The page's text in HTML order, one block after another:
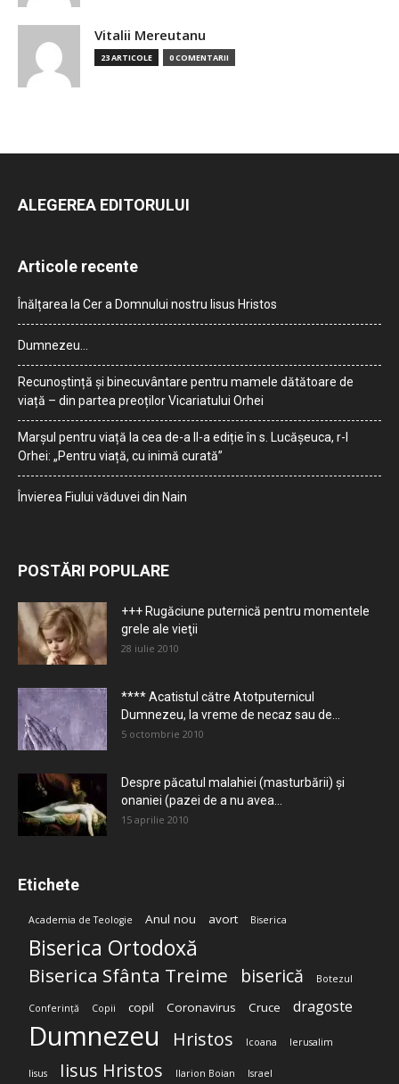
Vitalii Mereutanu
23 ARTICOLE 0 COMENTARII
ALEGEREA EDITORULUI
Articole recente
Înălțarea la Cer a Domnului nostru Iisus Hristos
Dumnezeu…
Recunoștință și binecuvântare pentru mamele dătătoare de
viață – din partea preoților Vicariatului Orhei
Marșul pentru viață la cea de-a II-a ediție în s. Lucășeuca, r-l
Orhei: „Pentru viață, cu inimă curată”
Învierea Fiului văduvei din Nain
POSTĂRI POPULARE
+++ Rugăciune puternică pentru momentele
grele ale vieţii
28 iulie 2010
**** Acatistul către Atotputernicul
Dumnezeu, la vreme de necaz sau de...
5 octombrie 2010
Despre păcatul malahiei (masturbării) şi
onaniei (pazei de a nu avea...
15 aprilie 2010
Etichete
Academia de Teologie Anul nou avort Biserica
Biserica Ortodoxă
Biserica Sfânta Treime biserică Botezul
Conferință Copii copil Coronavirus Cruce dragoste
Dumnezeu Hristos Icoana Ierusalim
Iisus Iisus Hristos Ilarion Boian Israel